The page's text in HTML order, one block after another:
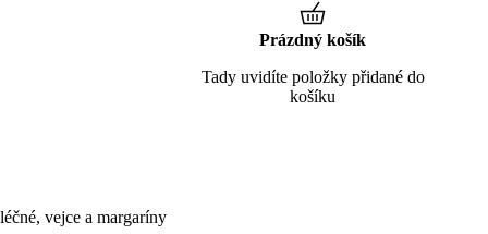
vejce a margaríny
Prázdný košík
Tady uvidíte položky přidané do
košíku